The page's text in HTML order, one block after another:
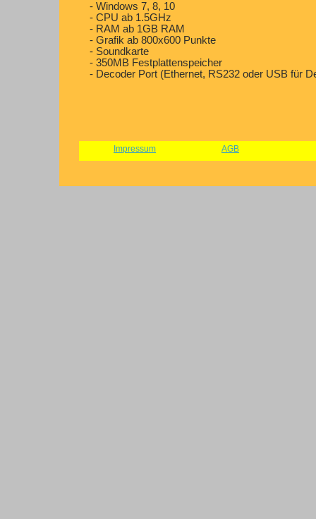
- Windows 7, 8, 10
- CPU ab 1.5GHz
- RAM ab 1GB RAM
- Grafik ab 800x600 Punkte
- Soundkarte
- 350MB Festplattenspeicher
- Decoder Port (Ethernet, RS232 oder USB für
Impressum AGB